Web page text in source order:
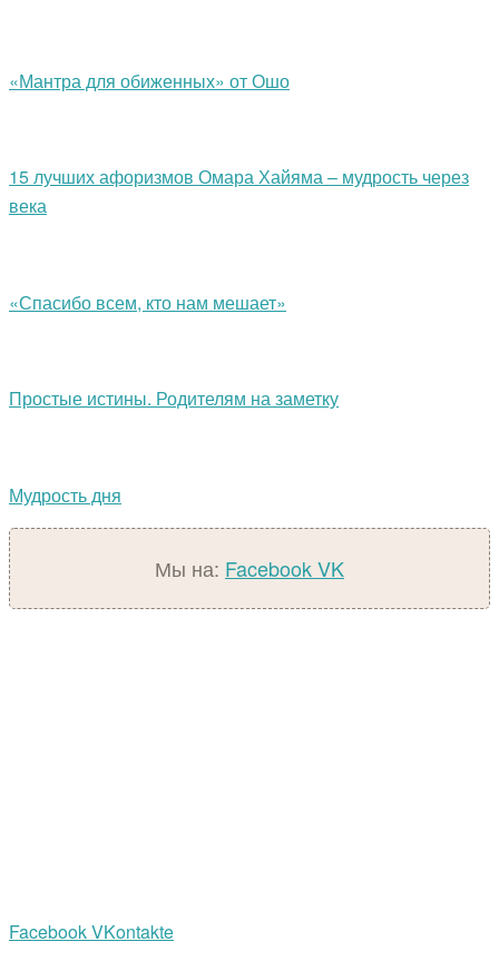
«Мантра для обиженных» от Ошо
15 лучших афоризмов Омара Хайяма – мудрость через
века
«Спасибо всем, кто нам мешает»
Простые истины. Родителям на заметку
Мудрость дня
Мы на: FacebookVK
FacebookVKontakte